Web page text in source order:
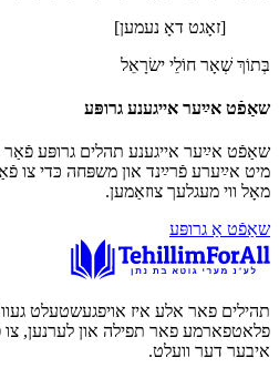
[זאָגט דאָ נעמען]
בְּתוֹךְ שְׁאָר חוֹלֵי ישׂרָאֵל
שאַפֿט אײַער אייגענע גרופּע
שאַפֿט אײַער אייגענע תהלים גרופּע פֿאַר
מיט אײַערע פֿרײַנד און משפּחה כּדי צו
מאָל ווי מעגלעך צוזאַמען.
שאַפֿט אַ גרופּע
תהילים פאר אלע איז אויפגעשטעלט
פלאטפארמע פאר תפילה און לערנען, צו
איבער דער וועלט.